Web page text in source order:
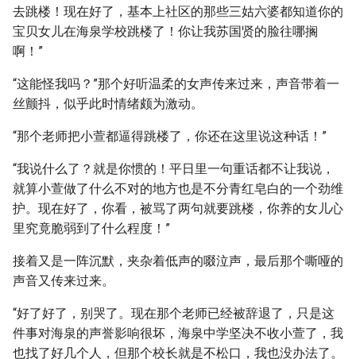
去跳楼！现在好了，基本上社区的那些三姑六婆都知道你的
宝贝女儿在海泉学校跳楼了！你让我苏国贤的脸往哪搁
啊！”
“这能怪我吗？”那个好听温柔的女声传来过来，声音带着一
丝颤抖，似乎此时情绪颇为激动。
“那个老师把小萱都逼得跳楼了，你还在这里说这种话！”
“我说什么了？就是你惯的！平日里一句重话都不让我说，
就算小萱做了什么不对的地方也是不分青红皂白的一个劲维
护。现在好了，你看，被骂了两句就要跳楼，你养的女儿心
里究竟脆弱到了什么程度！”
接着又是一阵沉默，夹杂着低声的啜泣声，最后那个嘶哑的
声音又传来过来。
“好了好了，别哭了。现在那个老师已经被辞退了，只是这
件事对海泉的声誉影响很坏，海泉中学坚决不收小萱了，我
也找了好几个人，但那个校长就是不松口，我也没办法了。